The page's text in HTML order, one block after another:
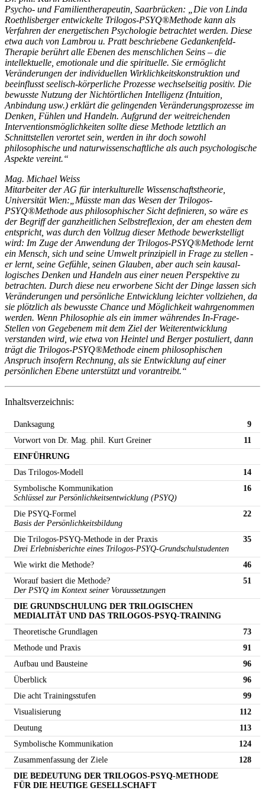
Psycho- und Familientherapeutin, Saarbrücken: „Die von Linda
Roethlisberger entwickelte Trilogos-PSYQ®Methode kann als
Verfahren der energetischen Psychologie betrachtet werden. Diese
etwa auch von Lambrou u. Pratt beschriebene Gedankenfeld-
Therapie berührt alle Ebenen des menschlichen Seins – die
intellektuelle, emotionale und die spirituelle. Sie ermöglicht
Veränderungen der individuellen Wirklichkeitskonstruktion und
beeinflusst seelisch-körperliche Prozesse wechselseitig positiv. Die
bewusste Nutzung der Nichtörtlichen Intelligenz (Intuition,
Anbindung usw.) erklärt die gelingenden Veränderungsprozesse im
Denken, Fühlen und Handeln. Aufgrund der weitreichenden
Interventionsmöglichkeiten sollte diese Methode letztlich an
Schnittstellen verortet sein, werden in ihr doch sowohl
philosophische und naturwissenschaftliche als auch psychologische
Aspekte vereint.“
Mag. Michael Weiss
Mitarbeiter der AG für interkulturelle Wissenschaftstheorie,
Universität Wien:„Müsste man das Wesen der Trilogos-
PSYQ®Methode aus philosophischer Sicht definieren, so wäre es
der Begriff der ganzheitlichen Selbstreflexion, der am ehesten dem
entspricht, was durch den Vollzug dieser Methode bewerkstelligt
wird: Im Zuge der Anwendung der Trilogos-PSYQ®Methode lernt
ein Mensch, sich und seine Umwelt prinzipiell in Frage zu stellen -
er lernt, seine Gefühle, seinen Glauben, aber auch sein kausal-
logisches Denken und Handeln aus einer neuen Perspektive zu
betrachten. Durch diese neu erworbene Sicht der Dinge lassen sich
Veränderungen und persönliche Entwicklung leichter vollziehen, da
sie plötzlich als bewusste Chance und Möglichkeit wahrgenommen
werden. Wenn Philosophie als ein immer währendes In-Frage-
Stellen von Gegebenem mit dem Ziel der Weiterentwicklung
verstanden wird, wie etwa von Heintel und Berger postuliert, dann
trägt die Trilogos-PSYQ®Methode einem philosophischen
Anspruch insofern Rechnung, als sie Entwicklung auf einer
persönlichen Ebene unterstützt und vorantreibt.“
Inhaltsverzeichnis:
9
Danksagung
11
Vorwort von Dr. Mag. phil. Kurt Greiner
EINFÜHRUNG
14
Das Trilogos-Modell
16
Symbolische Kommunikation
Schlüssel zur Persönlichkeitsentwicklung (PSYQ)
22
Die PSYQ-Formel
Basis der Persönlichkeitsbildung
35
Die Trilogos-PSYQ-Methode in der Praxis
Drei Erlebnisberichte eines Trilogos-PSYQ-Grundschulstudenten
46
Wie wirkt die Methode?
51
Worauf basiert die Methode?
Der PSYQ im Kontext seiner Voraussetzungen
DIE GRUNDSCHULUNG DER TRILOGISCHEN
MEDIALITÄT UND DAS TRILOGOS-PSYQ-TRAINING
73
Theoretische Grundlagen
91
Methode und Praxis
96
Aufbau und Bausteine
96
Überblick
99
Die acht Trainingsstufen
112
Visualisierung
113
Deutung
124
Symbolische Kommunikation
128
Zusammenfassung der Ziele
DIE BEDEUTUNG DER TRILOGOS-PSYQ-METHODE
FÜR DIE HEUTIGE GESELLSCHAFT